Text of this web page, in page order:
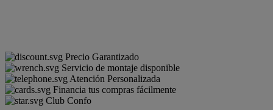
Precio Garantizado
Servicio de montaje disponible
Atención Personalizada
Financia tus compras fácilmente
Club Confo